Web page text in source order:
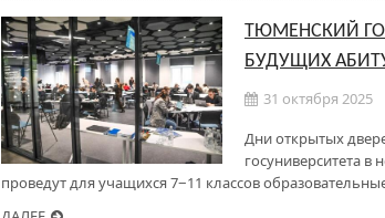
ТЮМЕНСКИЙ
БУДУЩИХ
31 октября 2025
Дни открытых
госуниверситета в
проведут для учащихся 7−11 классов